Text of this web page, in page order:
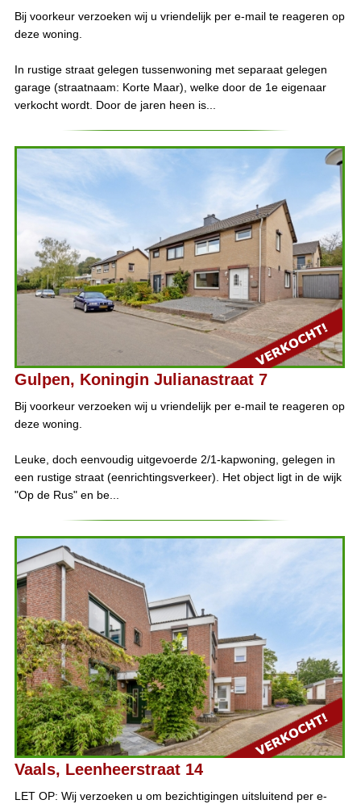
Bij voorkeur verzoeken wij u vriendelijk per e-mail te reageren op
deze woning.
In rustige straat gelegen tussenwoning met separaat gelegen
garage (straatnaam: Korte Maar), welke door de 1e eigenaar
verkocht wordt. Door de jaren heen is...
Gulpen, Koningin Julianastraat 7
Bij voorkeur verzoeken wij u vriendelijk per e-mail te reageren op
deze woning.
Leuke, doch eenvoudig uitgevoerde 2/1-kapwoning, gelegen in
een rustige straat (eenrichtingsverkeer). Het object ligt in de wijk
"Op de Rus" en be...
Vaals, Leenheerstraat 14
LET OP: Wij verzoeken u om bezichtigingen uitsluitend per e-